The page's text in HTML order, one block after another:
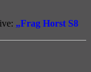
„Frag Horst S8